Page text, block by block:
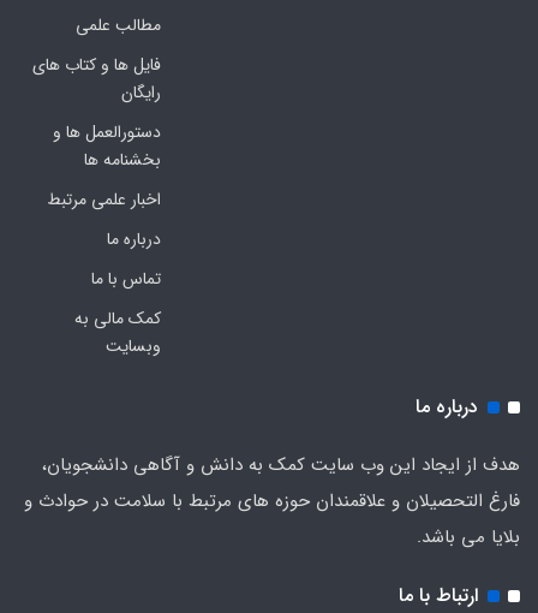
مطالب علمی
فایل ها و کتاب های
رایگان
دستورالعمل ها و
بخشنامه ها
اخبار علمی مرتبط
درباره ما
تماس با ما
کمک مالی به
وبسایت
درباره ما
هدف از ایجاد این وب سایت کمک به دانش و آگاهی دانشجویان،
فارغ التحصیلان و علاقمندان حوزه های مرتبط با سلامت در حوادث و
بلایا می باشد.
ارتباط با ما